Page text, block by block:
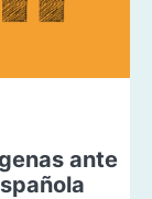
ante